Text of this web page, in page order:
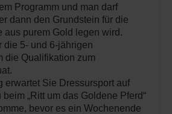
Programm und man darf
dann den Grundstein für die
aus purem Gold legen wird.
die 5- und 6-jährigen
die Qualifikation zum
erwartet Sie Dressursport auf
„Ritt um das Goldene Pferd“
bevor es ein Wochenende